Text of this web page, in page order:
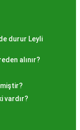
değişiklik
satılan hayır
İstanbul'da
hayır lokması
durur Leyli
alınır?
vardır?